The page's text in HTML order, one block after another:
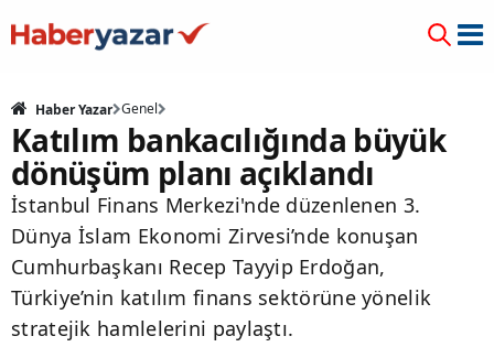
Haber Yazar Genel
Katılım bankacılığında büyük
dönüşüm planı açıklandı
İstanbul Finans Merkezi'nde düzenlenen 3.
Dünya İslam Ekonomi Zirvesi’nde konuşan
Cumhurbaşkanı Recep Tayyip Erdoğan,
Türkiye’nin katılım finans sektörüne yönelik
stratejik hamlelerini paylaştı.